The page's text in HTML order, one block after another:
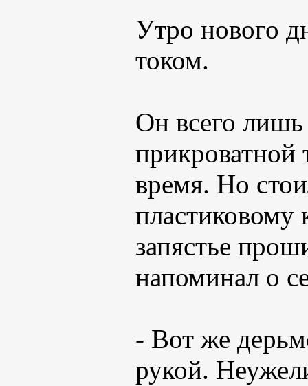
Утро нового
током.
Он всего лишь
прикроватной
время. Но
пластиковому
запястье
напоминал о
- Вот же
рукой.